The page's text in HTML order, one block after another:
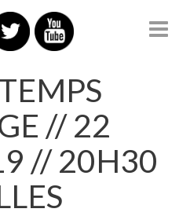
// 22
// 20H30